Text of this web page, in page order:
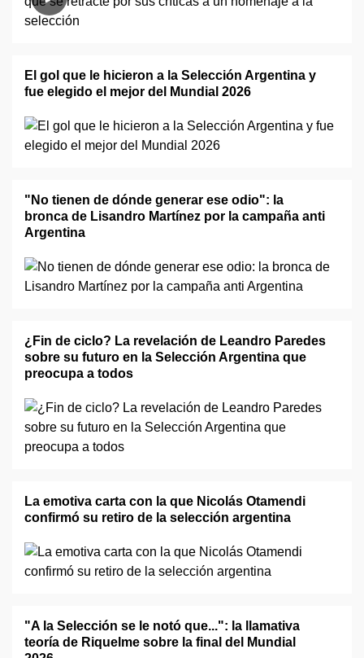
El gol que le hicieron a la Selección Argentina y
fue elegido el mejor del Mundial 2026
"No tienen de dónde generar ese odio": la
bronca de Lisandro Martínez por la campaña anti
Argentina
¿Fin de ciclo? La revelación de Leandro Paredes
sobre su futuro en la Selección Argentina que
preocupa a todos
La emotiva carta con la que Nicolás Otamendi
confirmó su retiro de la selección argentina
"A la Selección se le notó que...": la llamativa
teoría de Riquelme sobre la final del Mundial